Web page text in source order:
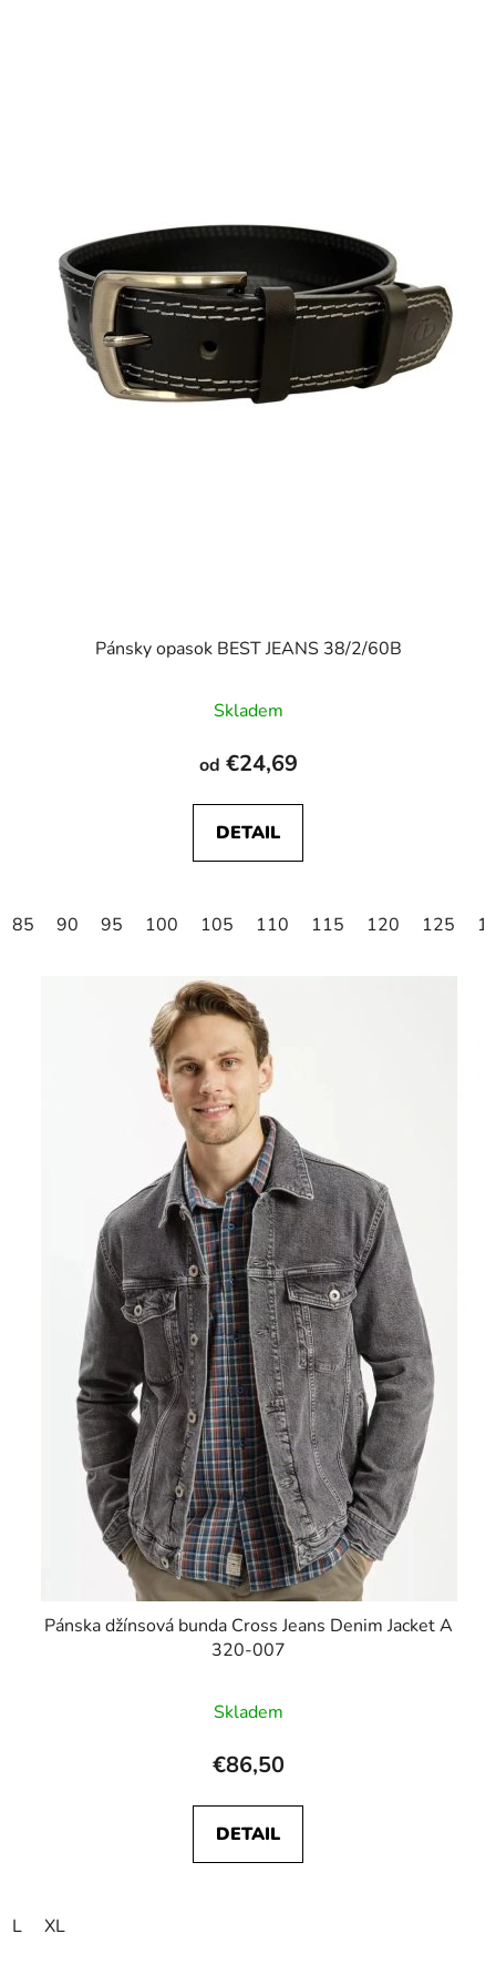
Pánsky opasok BEST JEANS 38/2/60B
Skladem
od €24,69
DETAIL
85 90 95 100 105 110 115 120 125
Pánska džínsová bunda Cross Jeans Denim Jacket A
320-007
Skladem
€86,50
DETAIL
L XL